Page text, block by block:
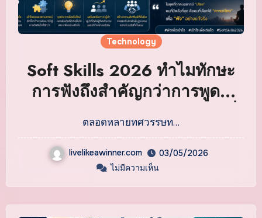
Technology
Soft Skills 2026 ทำไมทักษะ
การฟังถึงสำคัญกว่าการพูด?
เต็มไปด้วยเสียง
ตลอดหลายทศวรรษท…
livelikeawinner.com
03/05/2026
ไม่มีความเห็น